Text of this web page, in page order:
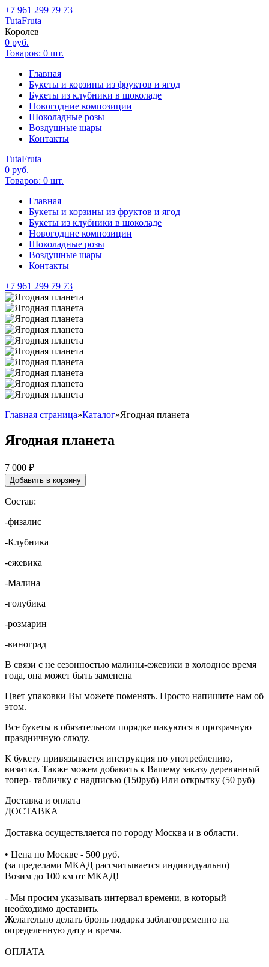
+7 961 299 79 73
TutaFruta
Королев
0 руб.
Товаров: 0 шт.
Главная
Букеты и корзины из фруктов и ягод
Букеты из клубники в шоколаде
Новогодние композиции
Шоколадные розы
Воздушные шары
Контакты
TutaFruta
0 руб.
Товаров: 0 шт.
Главная
Букеты и корзины из фруктов и ягод
Букеты из клубники в шоколаде
Новогодние композиции
Шоколадные розы
Воздушные шары
Контакты
+7 961 299 79 73
Главная страница»Каталог»Ягодная планета
Ягодная планета
7 000 ₽
Добавить в корзину
Состав:
-физалис
-Клубника
-ежевика
-Малина
-голубика
-розмарин
-виноград
В связи с не сезонностью малины-ежевики в холодное время
года, она может быть заменена
Цвет упаковки Вы можете поменять. Просто напишите нам об
этом.
Все букеты в обязательном порядке пакуются в прозрачную
праздничную слюду.
К букету привязывается инструкция по употреблению,
визитка. Также можем добавить к Вашему заказу деревянный
топер- табличку с надписью (150руб) Или открытку (50 руб)
Доставка и оплата
ДОСТАВКА
Доставка осуществляется по городу Москва и в области.
• Цена по Москве - 500 руб.
(за пределами МКАД рассчитывается индивидуально)
Возим до 100 км от МКАД!
- Мы просим указывать интервал времени, в который
необходимо доставить.
Желательно делать бронь подарка заблаговременно на
определенную дату и время.
ОПЛАТА